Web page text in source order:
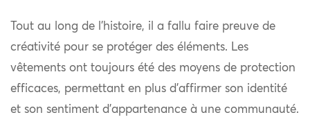
Tout au long de l’histoire, il a fallu faire preuve de
créativité pour se protéger des éléments. Les
vêtements ont toujours été des moyens de protection
efficaces, permettant en plus d’affirmer son identité
et son sentiment d’appartenance à une communauté.